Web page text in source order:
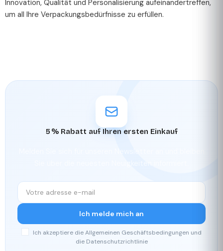
Innovation, Qualität und Personalisierung aufeinandertreffen,
um all Ihre Verpackungsbedürfnisse zu erfüllen.
5 % Rabatt auf Ihren ersten Einkauf
Ich melde mich an
Ich akzeptiere die Allgemeinen Geschäftsbedingungen und
die Datenschutzrichtlinie